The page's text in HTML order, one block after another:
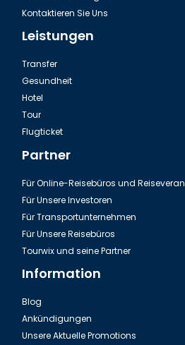
Kontaktieren Sie Uns
Leistungen
Transfer
Gesundheit
Hotel
Tour
Flugticket
Partner
Für Online-Reisebüros und
Für Unsere Investoren
Für Transportunternehmen
Für Unsere Reisebüros
Tourwix und seine Partner
Information
Blog
Ankündigungen
Unsere Aktuelle Promotions